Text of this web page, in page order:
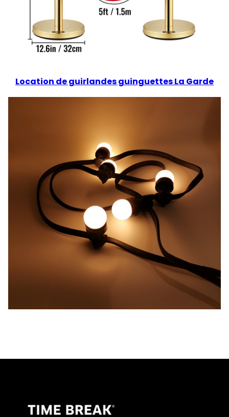
Location de guirlandes guinguettes La Garde